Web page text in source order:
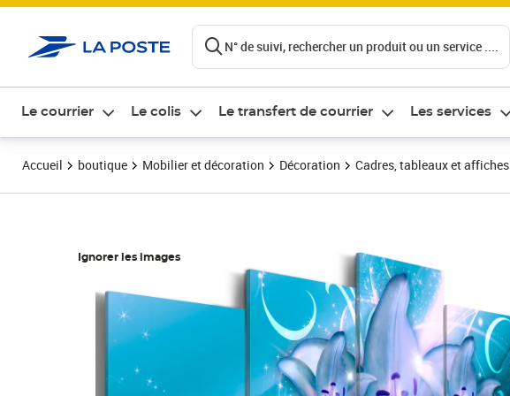
N° de suivi, rechercher un produit ou un service ....
Le courrier Le colis Le transfert de courrier Les services
Accueil boutique Mobilier et décoration Décoration Cadres, tableaux et affiches
Ignorer les images